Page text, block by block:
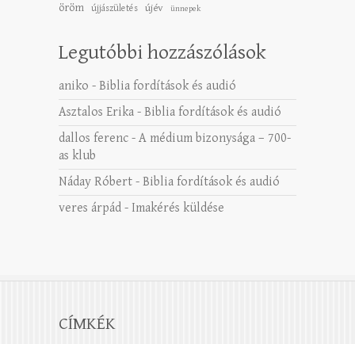
öröm újjászületés újév ünnepek
Legutóbbi hozzászólások
aniko - Biblia fordítások és audió
Asztalos Erika - Biblia fordítások és audió
dallos ferenc - A médium bizonysága – 700-
as klub
Náday Róbert - Biblia fordítások és audió
veres árpád - Imakérés küldése
CÍMKÉK